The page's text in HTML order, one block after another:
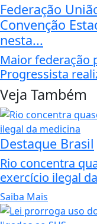
Federação
Convenção
nesta...
Maior federação
Progressista
Veja Também
Destaque Brasil
Rio concentra
exercício ilegal
Saiba Mais